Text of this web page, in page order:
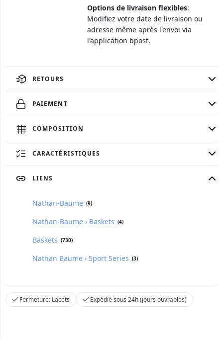
Options de livraison flexibles:
Modifiez votre date de livraison ou
adresse même après l'envoi via
l'application bpost.
RETOURS
PAIEMENT
COMPOSITION
CARACTÉRISTIQUES
LIENS
Nathan-Baume (9)
Nathan-Baume › Baskets (4)
Baskets (730)
Nathan Baume › Sport Series (3)
Fermeture: Lacets Expédié sous 24h (jours ouvrables)